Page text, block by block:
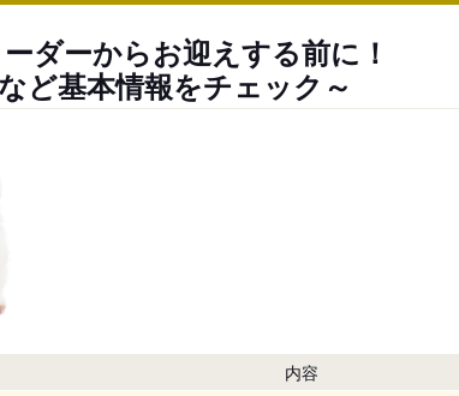
ダーからお迎えする前に！
ど基本情報をチェック～
内容